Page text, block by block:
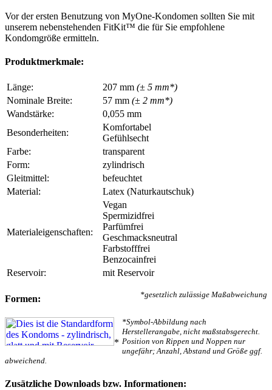
Vor der ersten Benutzung von MyOne-Kondomen sollten Sie mit
unserem nebenstehenden FitKit™ die für Sie empfohlene
Kondomgröße ermitteln.
Produktmerkmale:
Länge: 207 mm (± 5 mm*)
Nominale Breite:
57 mm (± 2 mm*)
Wandstärke:
0,055 mm
Besonderheiten:
Komfortabel
Gefühlsecht
Farbe:
transparent
Form:
zylindrisch
Gleitmittel:
befeuchtet
Material:
Latex (Naturkautschuk)
Materialeigenschaften:
Vegan
Spermizidfrei
Parfümfrei
Geschmacksneutral
Farbstofffrei
Benzocainfrei
Reservoir:
mit Reservoir
*gesetzlich zulässige Maßabweichung
Formen:
*
*Symbol-Abbildung nach
Herstellerangabe, nicht maßstabsgerecht.
Position von Rippen und Noppen nur
ungefähr; Anzahl, Abstand und Größe ggf.
abweichend.
Zusätzliche Downloads bzw. Informationen: